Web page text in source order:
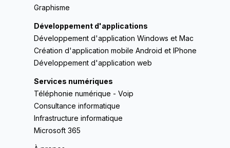
Graphisme
Développement d'applications
Développement d'application Windows et Mac
Création d'application mobile Android et IPhone
Développement d'application web
Services numériques
Téléphonie numérique - Voip
Consultance informatique
Infrastructure informatique
Microsoft 365